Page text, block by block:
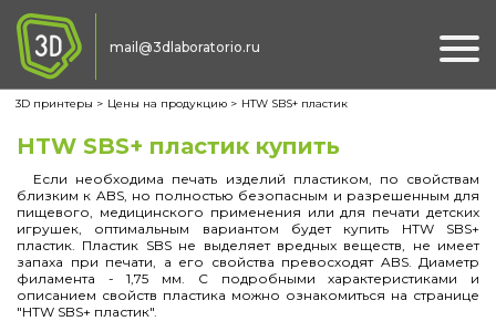
mail@3dlaboratorio.ru
3D принтеры Цены на продукцию HTW SBS+ пластик
HTW SBS+ пластик купить
Если необходима печать изделий пластиком, по свойствам
близким к ABS, но полностью безопасным и разрешенным для
пищевого, медицинского применения или для печати детских
игрушек, оптимальным вариантом будет купить HTW SBS+
пластик. Пластик SBS не выделяет вредных веществ, не имеет
запаха при печати, а его свойства превосходят ABS. Диаметр
филамента - 1,75 мм. С подробными характеристиками и
описанием свойств пластика можно ознакомиться на странице
"HTW SBS+ пластик".